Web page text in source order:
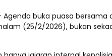
Agenda buka puasa bersama
(25/2/2026), bukan